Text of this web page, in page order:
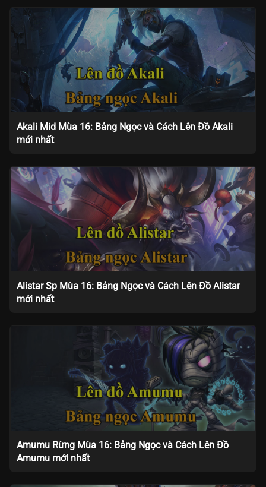
Akali Mid Mùa 16: Bảng Ngọc và Cách Lên Đồ Akali
mới nhất
Alistar Sp Mùa 16: Bảng Ngọc và Cách Lên Đồ Alistar
mới nhất
Amumu Rừng Mùa 16: Bảng Ngọc và Cách Lên Đồ
Amumu mới nhất